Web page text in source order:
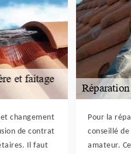
changement
de contrat
Il faut
Pour la
conseillé
amateur.